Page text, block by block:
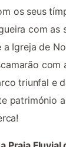
os seus
com as
Igreja de
com
triunfal e
património